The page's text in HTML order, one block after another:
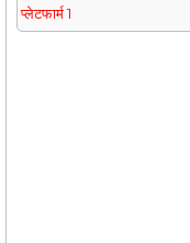
प्लेटफार्म 1